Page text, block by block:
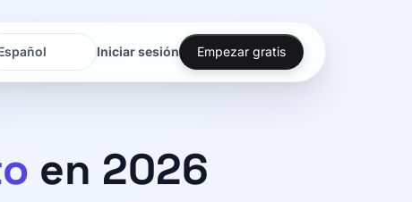
Iniciar sesión Empezar gratis
en 2026